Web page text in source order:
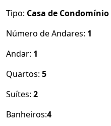
Tipo: Casa de Condomínio
Número de Andares: 1
Andar: 1
Quartos: 5
Suítes: 2
Banheiros:4